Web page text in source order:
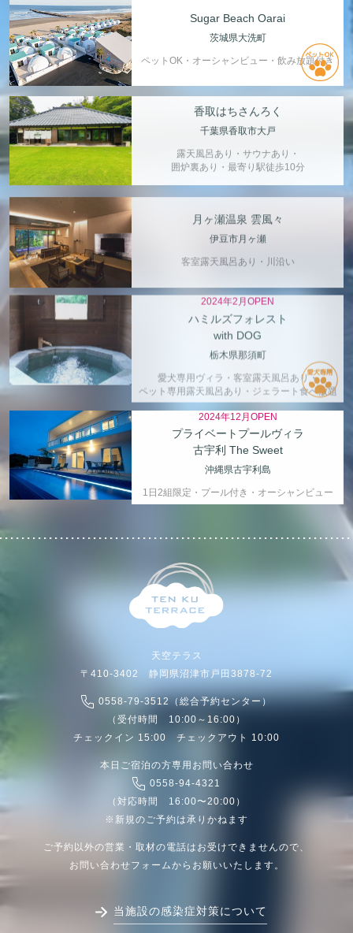
Sugar Beach Oarai
茨城県大洗町
ペットOK・オーシャンビュー・飲み放題付き
香取はちさんろく
千葉県香取市大戸
露天風呂あり・サウナあり・
囲炉裏あり・最寄り駅徒歩10分
月ヶ瀬温泉 雲風々
伊豆市月ヶ瀬
客室露天風呂あり・川沿い
2024年2月OPEN
ハミルズフォレスト
with DOG
栃木県那須町
愛犬専用ヴィラ・客室露天風呂あり・
ペット専用露天風呂あり・ジェラート食べ放題
2024年12月OPEN
プライベートプールヴィラ
古宇利 The Sweet
沖縄県古宇利島
1日2組限定・プール付き・オーシャンビュー
天空テラス
〒410-3402 静岡県沼津市戸田3878-72
0558-79-3512（総合予約センター）
（受付時間 10:00～16:00）
チェックイン 15:00 チェックアウト 10:00
本日ご宿泊の方専用お問い合わせ
0558-94-4321
（対応時間 16:00〜20:00）
※新規のご予約は承りかねます
ご予約以外の営業・取材の電話はお受けできませんので、
お問い合わせフォームからお願いいたします。
当施設の感染症対策について